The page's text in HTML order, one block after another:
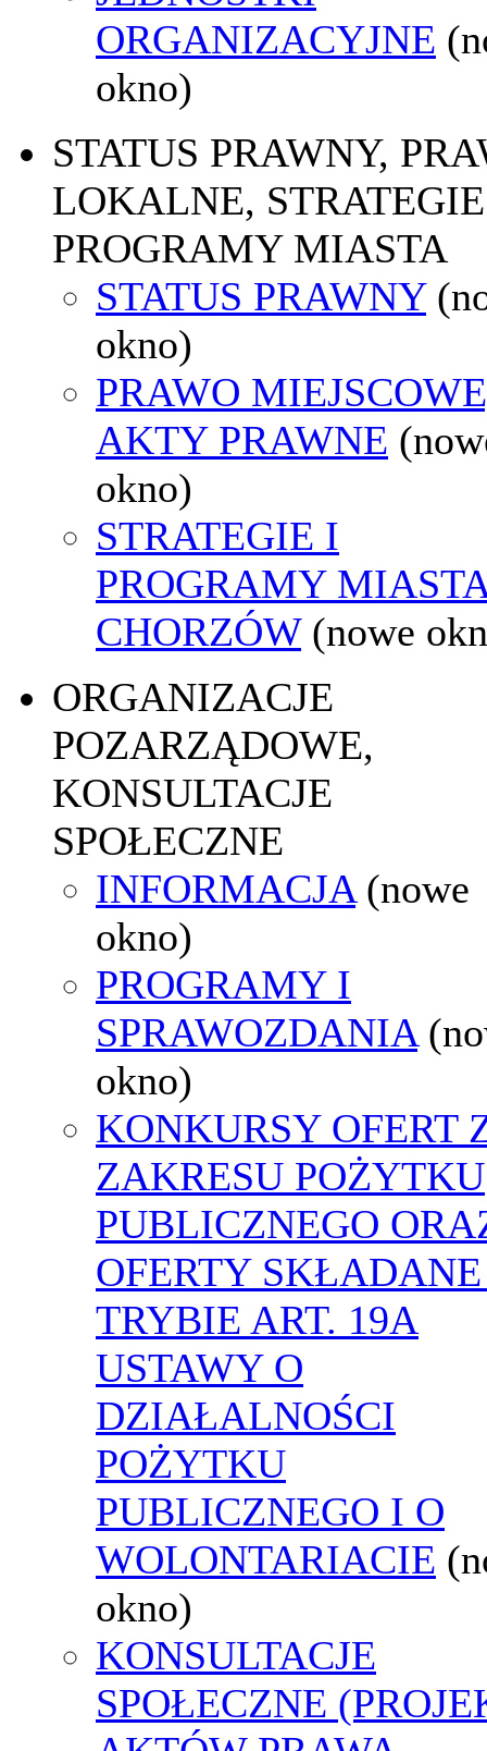
ORGANIZACYJNE
okno)
STATUS PRAWNY,
LOKALNE,
PROGRAMY MIASTA
STATUS PRAWNY
okno)
PRAWO
AKTY PRAWNE
okno)
STRATEGIE I
PROGRAMY
CHORZÓW (nowe
ORGANIZACJE
POZARZĄDOWE,
KONSULTACJE
SPOŁECZNE
INFORMACJA (nowe
okno)
PROGRAMY I
SPRAWOZDANIA
okno)
KONKURSY OFERT
ZAKRESU POŻYTKU
PUBLICZNEGO
OFERTY
TRYBIE ART. 19A
USTAWY O
DZIAŁALNOŚCI
POŻYTKU
PUBLICZNEGO I O
WOLONTARIACIE
okno)
KONSULTACJE
SPOŁECZNE